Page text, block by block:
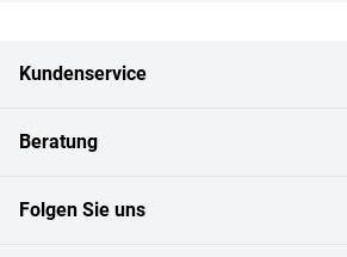
Kundenservice
Beratung
Folgen Sie uns